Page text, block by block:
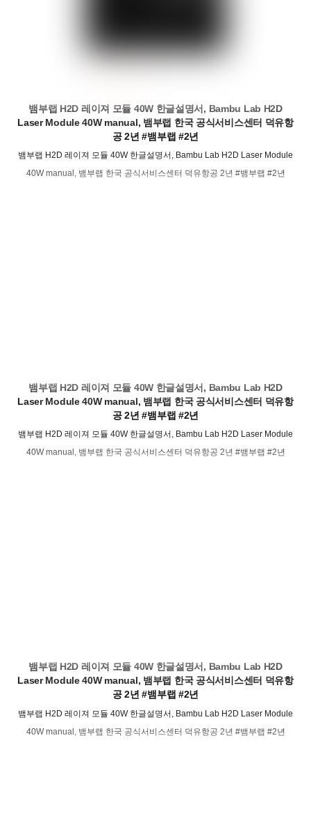
뱀부랩 H2D 레이져 모듈 40W 한글설명서, Bambu Lab H2D
Laser Module 40W manual, 뱀부랩 한국 공식서비스센터 덕유항
공 2년 #뱀부랩 #2년
뱀부랩 H2D 레이져 모듈 40W 한글설명서, Bambu Lab H2D Laser Module
40W manual, 뱀부랩 한국 공식서비스센터 덕유항공 2년 #뱀부랩 #2년
뱀부랩 H2D 레이져 모듈 40W 한글설명서, Bambu Lab H2D
Laser Module 40W manual, 뱀부랩 한국 공식서비스센터 덕유항
공 2년 #뱀부랩 #2년
뱀부랩 H2D 레이져 모듈 40W 한글설명서, Bambu Lab H2D Laser Module
40W manual, 뱀부랩 한국 공식서비스센터 덕유항공 2년 #뱀부랩 #2년
뱀부랩 H2D 레이져 모듈 40W 한글설명서, Bambu Lab H2D
Laser Module 40W manual, 뱀부랩 한국 공식서비스센터 덕유항
공 2년 #뱀부랩 #2년
뱀부랩 H2D 레이져 모듈 40W 한글설명서, Bambu Lab H2D Laser Module
40W manual, 뱀부랩 한국 공식서비스센터 덕유항공 2년 #뱀부랩 #2년